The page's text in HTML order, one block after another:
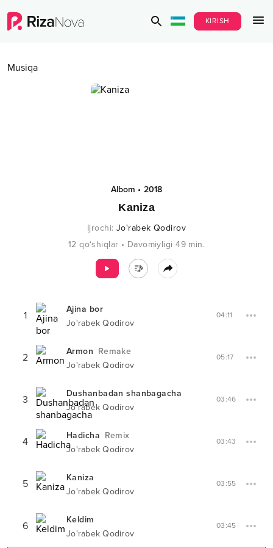
KIRISH
Musiqa
Albom • 2018
Kaniza
Ijrochi: Jo'rabek Qodirov
12 qo‘shiqlar • Davomiyligi 49 min.
1
Ajina bor
Jo'rabek Qodirov
04:11
2 Armon Remake
Jo'rabek Qodirov
05:17
3
Dushanbadan shanbagacha
Jo'rabek Qodirov
03:46
4 Hadicha Remix
Jo'rabek Qodirov
03:43
5
Kaniza
Jo'rabek Qodirov
03:55
6
Keldim
Jo'rabek Qodirov
03:45